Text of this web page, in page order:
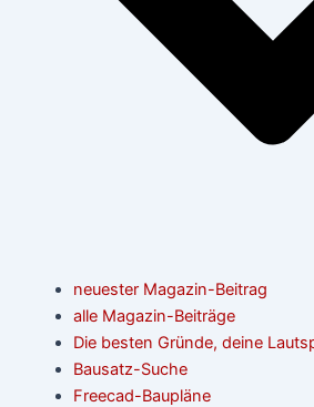
neuester Magazin-Beitrag
alle Magazin-Beiträge
Die besten Gründe, deine
Bausatz-Suche
Freecad-Baupläne